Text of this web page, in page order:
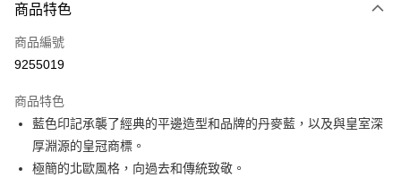
台新國際商業銀行
商品特色
商品編號
9255019
商品特色
藍色印記承襲了經典的平邊造型和品牌的丹麥藍，以及與皇室深
厚淵源的皇冠商標。
極簡的北歐風格，向過去和傳統致敬。